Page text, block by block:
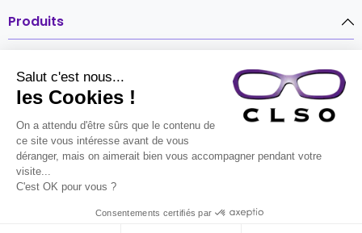
Produits

Contact
© CLSO Tout droits réservés